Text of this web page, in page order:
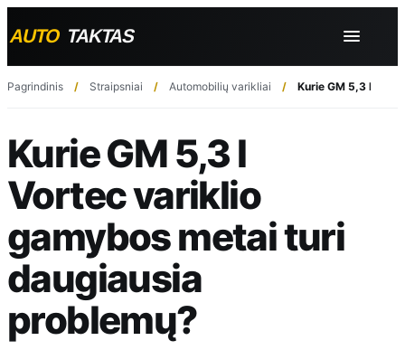
Pagrindinis Straipsniai Automobilių varikliai Kurie GM 5,3 l
Kurie GM 5,3 l
Vortec variklio
gamybos metai turi
daugiausia
problemų?